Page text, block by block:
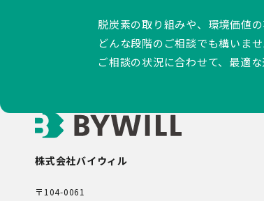
脱炭素の取り組みや、環境価値
どんな段階のご相談でも構いませ
ご相談の状況に合わせて、最適な
株式会社バイウィル
〒104-0061